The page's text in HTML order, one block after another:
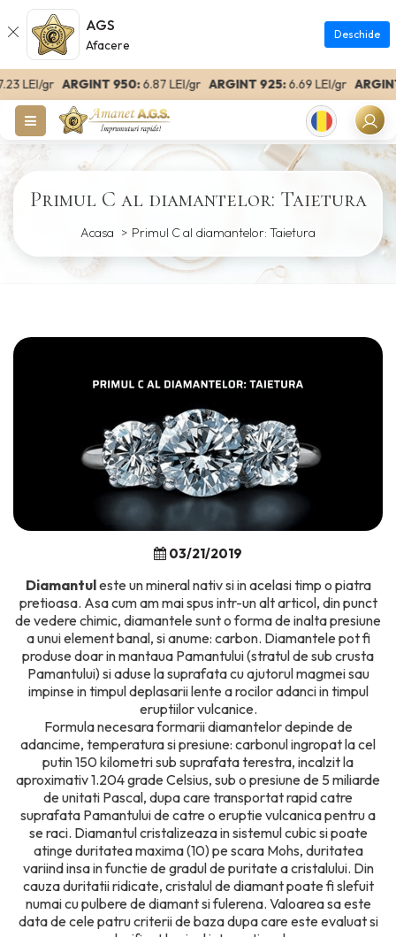
AGS
Afacere
Deschide
LEI/grARGINT 950:6.87 LEI/grARGINT 925:6.69 LEI/grARGINT
Romanian
Primul C al diamantelor: Taietura
Acasa Primul C al diamantelor: Taietura
03/21/2019
Diamantuleste un mineral nativ si in acelasi timp o piatra
pretioasa. Asa cum am mai spus intr-un alt articol, din punct
de vedere chimic, diamantele sunt o forma de inalta presiune
a unui element banal, si anume: carbon. Diamantele pot fi
produse doar in mantaua Pamantului (stratul de sub crusta
Pamantului) si aduse la suprafata cu ajutorul magmei sau
impinse in timpul deplasarii lente a rocilor adanci in timpul
eruptiilor vulcanice.
Formula necesara formarii diamantelor depinde de
adancime, temperatura si presiune: carbonul ingropat la cel
putin 150 kilometri sub suprafata terestra, incalzit la
aproximativ 1.204 grade Celsius, sub o presiune de 5 miliarde
de unitati Pascal, dupa care transportat rapid catre
suprafata Pamantului de catre o eruptie vulcanica pentru a
se raci. Diamantul cristalizeaza in sistemul cubic si poate
atinge duritatea maxima (10) pe scara Mohs, duritatea
variind insa in functie de gradul de puritate a cristalului. Din
cauza duritatii ridicate, cristalul de diamant poate fi slefuit
numai cu pulbere de diamant si fulerena. Valoarea sa este
data de cele patru criterii de baza dupa care este evaluat si